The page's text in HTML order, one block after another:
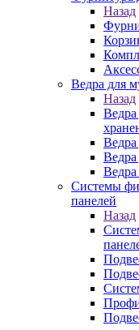
Назад
Ведра для
Назад
Ведра
Ведра
Системы
панелей
Назад